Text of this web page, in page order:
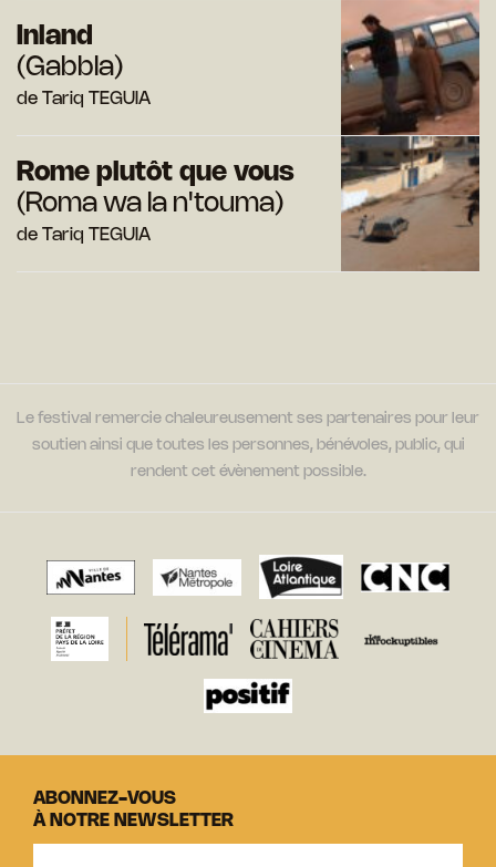
Inland
(Gabbla)
de Tariq TEGUIA
Rome plutôt que vous
(Roma wa la n'touma)
de Tariq TEGUIA
Le festival remercie chaleureusement ses partenaires pour leur
soutien ainsi que toutes les personnes, bénévoles, public, qui
rendent cet évènement possible.
ABONNEZ-VOUS
À NOTRE NEWSLETTER